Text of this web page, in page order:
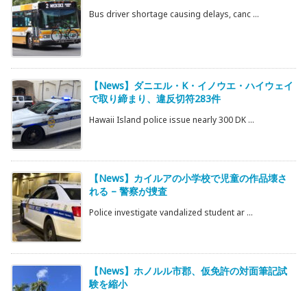
Bus driver shortage causing delays, canc ...
【News】ダニエル・K・イノウエ・ハイウェイ
で取り締まり、違反切符283件
Hawaii Island police issue nearly 300 DK ...
【News】カイルアの小学校で児童の作品壊さ
れる – 警察が捜査
Police investigate vandalized student ar ...
【News】ホノルル市郡、仮免許の対面筆記試
験を縮小